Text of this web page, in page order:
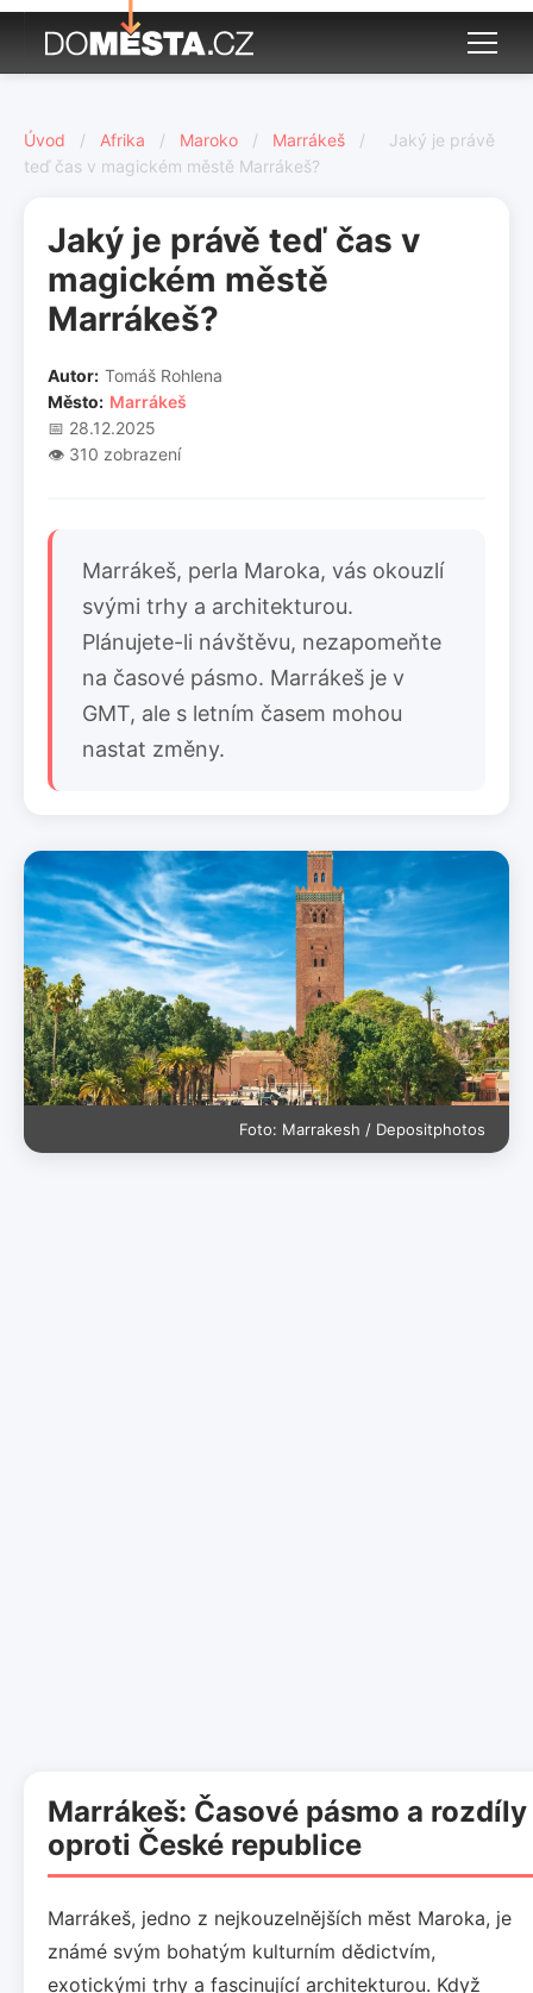
Úvod / Afrika / Maroko / Marrákeš /
Jaký je právě
teď čas v magickém městě Marrákeš?
Jaký je právě teď čas v
magickém městě
Marrákeš?
Autor: Tomáš Rohlena
Město: Marrákeš
📅 28.12.2025
👁️ 310 zobrazení
Marrákeš, perla Maroka, vás okouzlí
svými trhy a architekturou.
Plánujete-li návštěvu, nezapomeňte
na časové pásmo. Marrákeš je v
GMT, ale s letním časem mohou
nastat změny.
Foto: Marrakesh / Depositphotos
Marrákeš: Časové pásmo a rozdíly
oproti České republice
Marrákeš, jedno z nejkouzelnějších měst Maroka, je
známé svým bohatým kulturním dědictvím,
exotickými trhy a fascinující architekturou. Když